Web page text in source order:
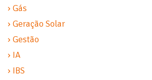
› Gás
› Geração Solar
› Gestão
› IA
› IBS